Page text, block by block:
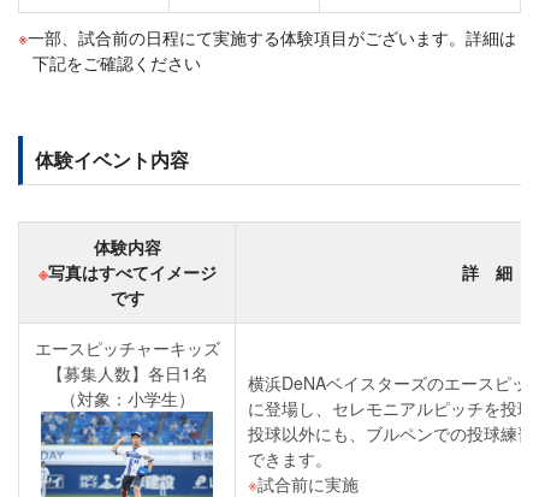
一部、試合前の日程にて実施する体験項目がございます。詳細は
下記をご確認ください
体験イベント内容
体験内容
※写真はすべてイメージ
です
詳 細
エースピッチャーキッズ
【募集人数】各日1名
（対象：小学生）
横浜DeNAベイスターズのエースピッ
に登場し、セレモニアルピッチを投
投球以外にも、ブルペンでの投球練
できます。
※試合前に実施